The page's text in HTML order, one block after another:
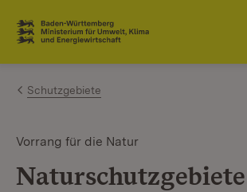
Zum Inhalt springen
Link zur Startseite
Schutzgebiete
Vorrang für die Natur
Naturschutzgebiete